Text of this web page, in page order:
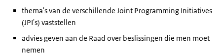
thema's van de verschillende Joint Programming Initiatives
(JPI's) vaststellen
advies geven aan de Raad over beslissingen die men moet
nemen